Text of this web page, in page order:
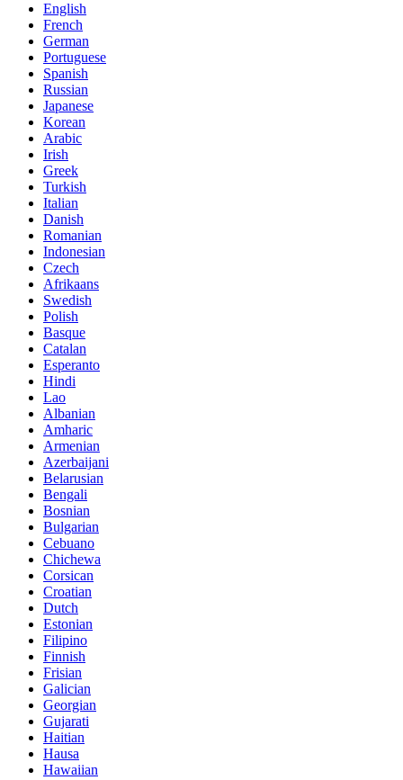
English
French
German
Portuguese
Spanish
Russian
Japanese
Korean
Arabic
Irish
Greek
Turkish
Italian
Danish
Romanian
Indonesian
Czech
Afrikaans
Swedish
Polish
Basque
Catalan
Esperanto
Hindi
Lao
Albanian
Amharic
Armenian
Azerbaijani
Belarusian
Bengali
Bosnian
Bulgarian
Cebuano
Chichewa
Corsican
Croatian
Dutch
Estonian
Filipino
Finnish
Frisian
Galician
Georgian
Gujarati
Haitian
Hausa
Hawaiian